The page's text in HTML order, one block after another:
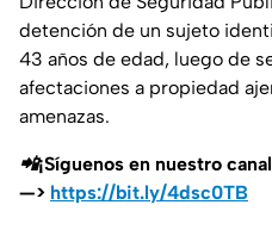
detención de un sujeto
43 años de edad, luego de
afectaciones a propiedad
amenazas.
📲¡Síguenos en nuestro
—> https://bit.ly/4dsc0TB